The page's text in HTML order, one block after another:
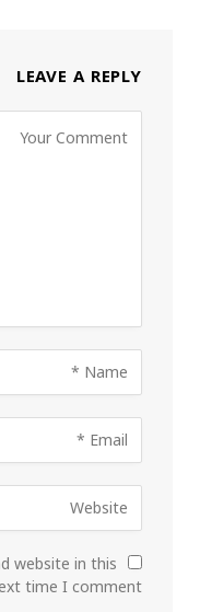
LEAVE A REPLY
website in this
time I comment.